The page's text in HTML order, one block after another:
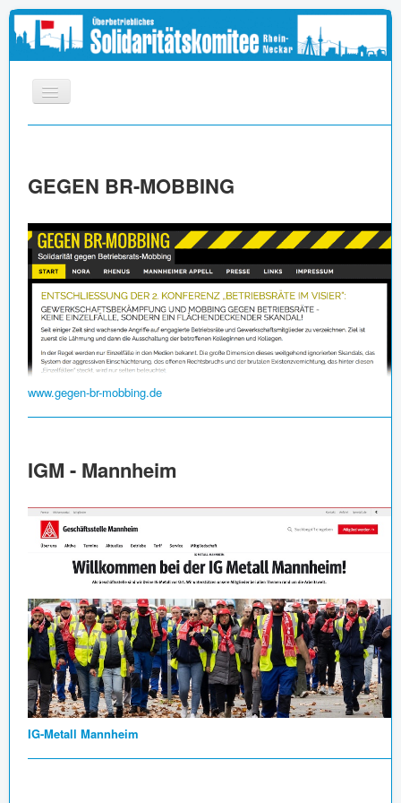
APPELL
MEDIEN
LINKS
IMPRESSUM
GEGEN BR-MOBBING
www.gegen-br-mobbing.de
IGM - Mannheim
IG-Metall Mannheim